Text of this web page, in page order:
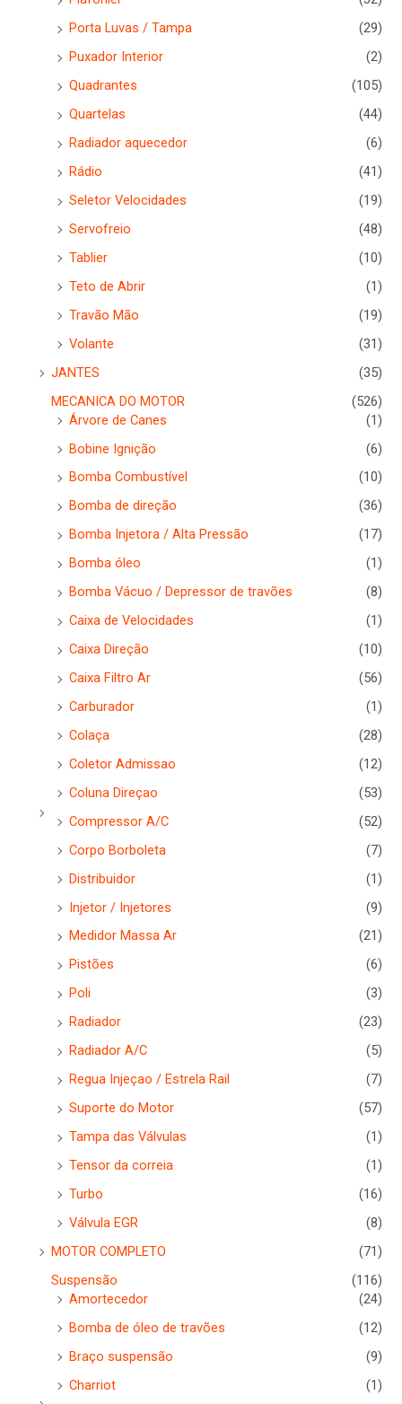
Porta Luvas / Tampa
(29)
Puxador Interior
(2)
Quadrantes
(105)
Quartelas
(44)
Radiador aquecedor
(6)
Rádio
(41)
Seletor Velocidades
(19)
Servofreio
(48)
Tablier
(10)
Teto de Abrir
(1)
Travão Mão
(19)
Volante
(31)
JANTES
(35)
MECANICA DO MOTOR
(526)
Árvore de Canes
(1)
Bobine Ignição
(6)
Bomba Combustível
(10)
Bomba de direção
(36)
Bomba Injetora / Alta Pressão
(17)
Bomba óleo
(1)
Bomba Vácuo / Depressor de travões
(8)
Caixa de Velocidades
(1)
Caixa Direção
(10)
Caixa Filtro Ar
(56)
Carburador
(1)
Colaça
(28)
Coletor Admissao
(12)
Coluna Direçao
(53)
Compressor A/C
(52)
Corpo Borboleta
(7)
Distribuidor
(1)
Injetor / Injetores
(9)
Medidor Massa Ar
(21)
Pistões
(6)
Poli
(3)
Radiador
(23)
Radiador A/C
(5)
Regua Injeçao / Estrela Rail
(7)
Suporte do Motor
(57)
Tampa das Válvulas
(1)
Tensor da correia
(1)
Turbo
(16)
Válvula EGR
(8)
MOTOR COMPLETO
(71)
Suspensão
(116)
Amortecedor
(24)
Bomba de óleo de travões
(12)
Braço suspensão
(9)
Charriot
(1)